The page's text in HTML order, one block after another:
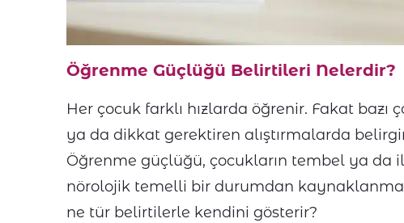
Öğrenme Güçlüğü Belirtileri Nelerdir?
Her çocuk farklı hızlarda öğrenir. Fakat
ya da dikkat gerektiren alıştırmalarda
Öğrenme güçlüğü, çocukların tembel ya da
nörolojik temelli bir durumdan
ne tür belirtilerle kendini gösterir?